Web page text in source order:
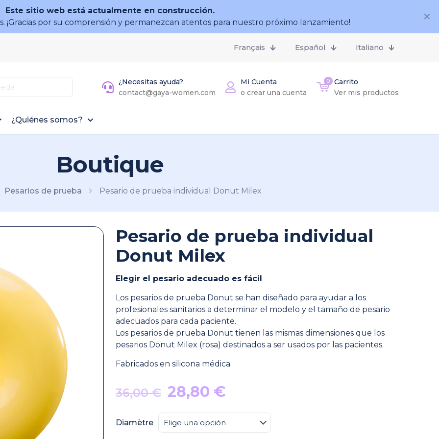
Este sitio web está actualmente en construcción.
¡Gracias por su comprensión y permanezcan atentos para nuestro próximo lanzamiento!
✕
Français Español Italiano
¿Necesitas ayuda?
contact@gaya-women.com
Mi Cuenta
o crear una cuenta
0
Carrito
Ver mis productos
¿Quiénes somos?
Boutique
Pesarios de prueba Pesario de prueba individual Donut Milex
Pesario de prueba individual
Donut Milex
Elegir el pesario adecuado es fácil
Los pesarios de prueba Donut se han diseñado para ayudar a los
profesionales sanitarios a determinar el modelo y el tamaño de pesario
adecuados para cada paciente.
Los pesarios de prueba Donut tienen las mismas dimensiones que los
pesarios Donut Milex (rosa) destinados a ser usados por las pacientes.
Fabricados en silicona médica.
36,00€ El
original
28,80 €
actual
Diamètre